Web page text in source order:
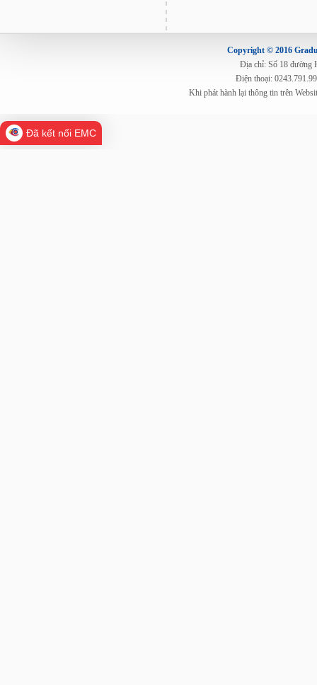
Copyright © 2016
Địa chỉ: Số 18 đường
Điện thoại:
Khi phát hành lại thông tin trên
Đã kết nối EMC